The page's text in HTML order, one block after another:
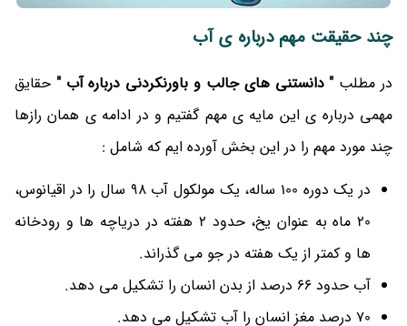
چند حقیقت مهم درباره ی آب
در مطلب "دانستنی های جالب و باورنکردنی درباره آب " حقایق
مهمی درباره ی این مایه ی مهم گفتیم و در ادامه ی همان رازها
چند مورد مهم را در این بخش آورده ایم که شامل :
در یک دوره 100 ساله، یک مولکول آب 98 سال را در اقیانوس،
20 ماه به عنوان یخ، حدود 2 هفته در دریاچه ها و رودخانه
ها و کمتر از یک هفته در جو می گذراند.
آب حدود 66 درصد از بدن انسان را تشکیل می دهد.
70 درصد مغز انسان را آب تشکیل می دهد.